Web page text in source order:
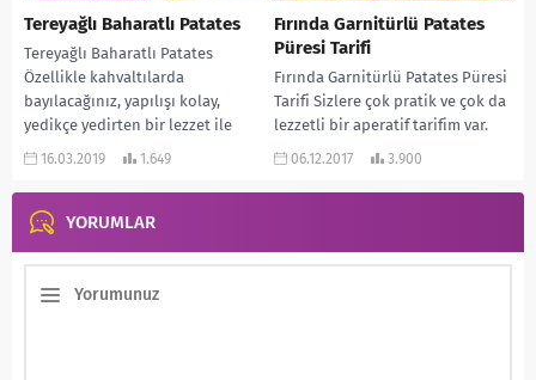
Tereyağlı Baharatlı Patates
Tereyağlı Baharatlı Patates
Özellikle kahvaltılarda
bayılacağınız, yapılışı kolay,
yedikçe yedirten bir lezzet ile
devam ediyoruz. Sadece kahvaltı
16.03.2019 1.649
Fırında Garnitürlü Patates
Püresi Tarifi
Fırında Garnitürlü Patates Püresi
Tarifi Sizlere çok pratik ve çok da
lezzetli bir aperatif tarifim var.
Yemeklerin yanına garnitür
06.12.2017 3.900
YORUMLAR